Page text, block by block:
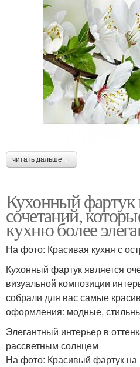
читать дальше →
Кухонный фартук
сочетаний,
кухню более
На фото: Красивая кухня с
Кухонный фартук является
визуальной композиции
собрали для вас самые
оформления: модные,
Элегантный интерьер в
рассветным солнцем
На фото: Красивый фартук на